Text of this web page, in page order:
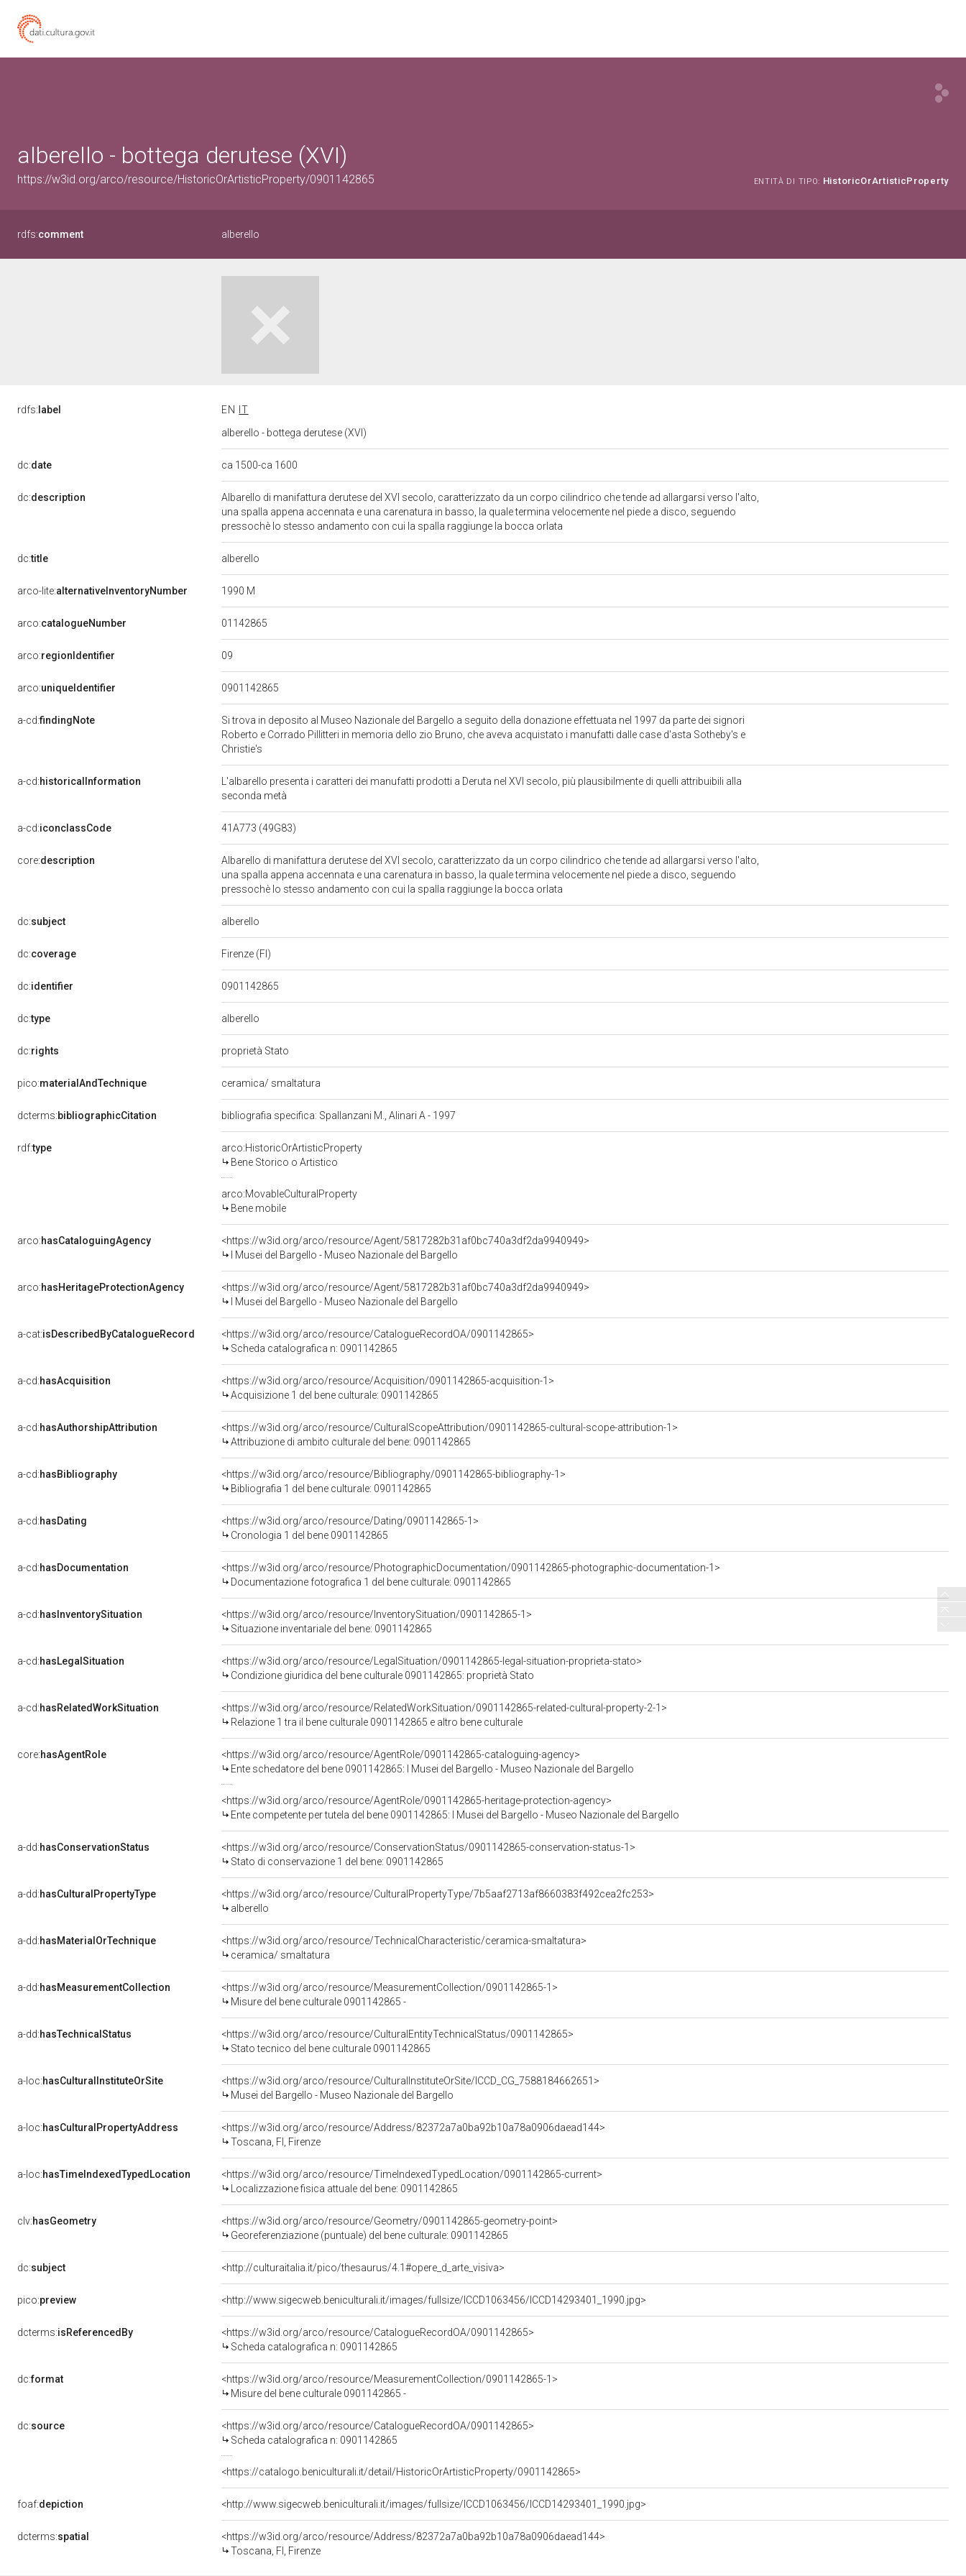
alberello - bottega derutese (XVI)
https://w3id.org/arco/resource/HistoricOrArtisticProperty/0901142865 ENTITÀ DI TIPO: HistoricOrArtisticProperty
rdfs:comment alberello
rdfs: label EN
IT
alberello - bottega derutese (XVI)
dc:date ca 1500-ca 1600
dc:description
Albarello di manifattura derutese del XVI secolo, caratterizzato da un corpo cilindrico che tende ad allargarsi verso l'alto,
una spalla appena accennata e una carenatura in basso, la quale termina velocemente nel piede a disco, seguendo
pressochè lo stesso andamento con cui la spalla raggiunge la bocca orlata
dc:title alberello
arco-lite:alternativeInventoryNumber 1990 M
arco:catalogueNumber 01142865
arco:regionIdentifier 09
arco:uniqueIdentifier 0901142865
a-cd:findingNote
Si trova in deposito al Museo Nazionale del Bargello a seguito della donazione effettuata nel 1997 da parte dei signori
Roberto e Corrado Pillitteri in memoria dello zio Bruno, che aveva acquistato i manufatti dalle case d'asta Sotheby's e
Christie's
a-cd:historicalInformation
L'albarello presenta i caratteri dei manufatti prodotti a Deruta nel XVI secolo, più plausibilmente di quelli attribuibili alla
seconda metà
a-cd:iconclassCode 41A773 (49G83)
core:description
Albarello di manifattura derutese del XVI secolo, caratterizzato da un corpo cilindrico che tende ad allargarsi verso l'alto,
una spalla appena accennata e una carenatura in basso, la quale termina velocemente nel piede a disco, seguendo
pressochè lo stesso andamento con cui la spalla raggiunge la bocca orlata
dc:subject alberello
dc:coverage Firenze (FI)
dc:identifier 0901142865
dc:type alberello
dc:rights proprietà Stato
pico:materialAndTechnique ceramica/ smaltatura
dcterms:bibliographicCitation bibliografia specifica: Spallanzani M., Alinari A - 1997
rdf:type
arco:HistoricOrArtisticProperty
Bene Storico o Artistico
arco:MovableCulturalProperty
Bene mobile
arco:hasCataloguingAgency
<https://w3id.org/arco/resource/Agent/5817282b31af0bc740a3df2da9940949>
I Musei del Bargello - Museo Nazionale del Bargello
arco:hasHeritageProtectionAgency
<https://w3id.org/arco/resource/Agent/5817282b31af0bc740a3df2da9940949>
I Musei del Bargello - Museo Nazionale del Bargello
a-cat:isDescribedByCatalogueRecord
<https://w3id.org/arco/resource/CatalogueRecordOA/0901142865>
Scheda catalografica n: 0901142865
a-cd:hasAcquisition
<https://w3id.org/arco/resource/Acquisition/0901142865-acquisition-1>
Acquisizione 1 del bene culturale: 0901142865
a-cd:hasAuthorshipAttribution
<https://w3id.org/arco/resource/CulturalScopeAttribution/0901142865-cultural-scope-attribution-1>
Attribuzione di ambito culturale del bene: 0901142865
a-cd:hasBibliography
<https://w3id.org/arco/resource/Bibliography/0901142865-bibliography-1>
Bibliografia 1 del bene culturale: 0901142865
a-cd:hasDating
<https://w3id.org/arco/resource/Dating/0901142865-1>
Cronologia 1 del bene 0901142865
a-cd:hasDocumentation
<https://w3id.org/arco/resource/PhotographicDocumentation/0901142865-photographic-documentation-1>
Documentazione fotografica 1 del bene culturale: 0901142865
a-cd:hasInventorySituation
<https://w3id.org/arco/resource/InventorySituation/0901142865-1>
Situazione inventariale del bene: 0901142865
a-cd:hasLegalSituation
<https://w3id.org/arco/resource/LegalSituation/0901142865-legal-situation-proprieta-stato>
Condizione giuridica del bene culturale 0901142865: proprietà Stato
a-cd:hasRelatedWorkSituation
<https://w3id.org/arco/resource/RelatedWorkSituation/0901142865-related-cultural-property-2-1>
Relazione 1 tra il bene culturale 0901142865 e altro bene culturale
core:hasAgentRole
<https://w3id.org/arco/resource/AgentRole/0901142865-cataloguing-agency>
Ente schedatore del bene 0901142865: I Musei del Bargello - Museo Nazionale del Bargello
<https://w3id.org/arco/resource/AgentRole/0901142865-heritage-protection-agency>
Ente competente per tutela del bene 0901142865: I Musei del Bargello - Museo Nazionale del Bargello
a-dd:hasConservationStatus
<https://w3id.org/arco/resource/ConservationStatus/0901142865-conservation-status-1>
Stato di conservazione 1 del bene: 0901142865
a-dd:hasCulturalPropertyType
<https://w3id.org/arco/resource/CulturalPropertyType/7b5aaf2713af8660383f492cea2fc253>
alberello
a-dd:hasMaterialOrTechnique
<https://w3id.org/arco/resource/TechnicalCharacteristic/ceramica-smaltatura>
ceramica/ smaltatura
a-dd:hasMeasurementCollection
<https://w3id.org/arco/resource/MeasurementCollection/0901142865-1>
Misure del bene culturale 0901142865 -
a-dd:hasTechnicalStatus
<https://w3id.org/arco/resource/CulturalEntityTechnicalStatus/0901142865>
Stato tecnico del bene culturale 0901142865
a-loc:hasCulturalInstituteOrSite
<https://w3id.org/arco/resource/CulturalInstituteOrSite/ICCD_CG_7588184662651>
Musei del Bargello - Museo Nazionale del Bargello
a-loc:hasCulturalPropertyAddress
<https://w3id.org/arco/resource/Address/82372a7a0ba92b10a78a0906daead144>
Toscana, FI, Firenze
a-loc:hasTimeIndexedTypedLocation
<https://w3id.org/arco/resource/TimeIndexedTypedLocation/0901142865-current>
Localizzazione fisica attuale del bene: 0901142865
clv:hasGeometry
<https://w3id.org/arco/resource/Geometry/0901142865-geometry-point>
Georeferenziazione (puntuale) del bene culturale: 0901142865
dc:subject <http://culturaitalia.it/pico/thesaurus/4.1#opere_d_arte_visiva>
pico:preview <http://www.sigecweb.beniculturali.it/images/fullsize/ICCD1063456/ICCD14293401_1990.jpg>
dcterms:isReferencedBy
<https://w3id.org/arco/resource/CatalogueRecordOA/0901142865>
Scheda catalografica n: 0901142865
dc:format
<https://w3id.org/arco/resource/MeasurementCollection/0901142865-1>
Misure del bene culturale 0901142865 -
dc:source
<https://w3id.org/arco/resource/CatalogueRecordOA/0901142865>
Scheda catalografica n: 0901142865
<https://catalogo.beniculturali.it/detail/HistoricOrArtisticProperty/0901142865>
foaf:depiction <http://www.sigecweb.beniculturali.it/images/fullsize/ICCD1063456/ICCD14293401_1990.jpg>
dcterms:spatial
<https://w3id.org/arco/resource/Address/82372a7a0ba92b10a78a0906daead144>
Toscana, FI, Firenze